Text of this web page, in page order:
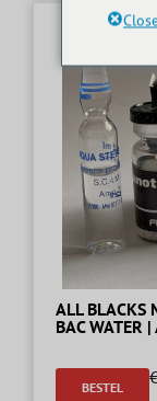
ALL BLACKS
BAC WATER
BESTEL